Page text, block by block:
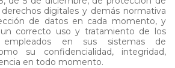
digitales y demás normativa
de datos en cada momento, y
correcto uso y tratamiento de los
empleados en sus sistemas de
su confidencialidad, integridad,
en todo momento.